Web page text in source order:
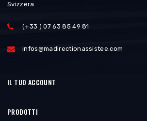
Svizzera
(+33 ) 07 63 85 49 81
infos@madirectionassistee.com
IL TUO ACCOUNT
PRODOTTI